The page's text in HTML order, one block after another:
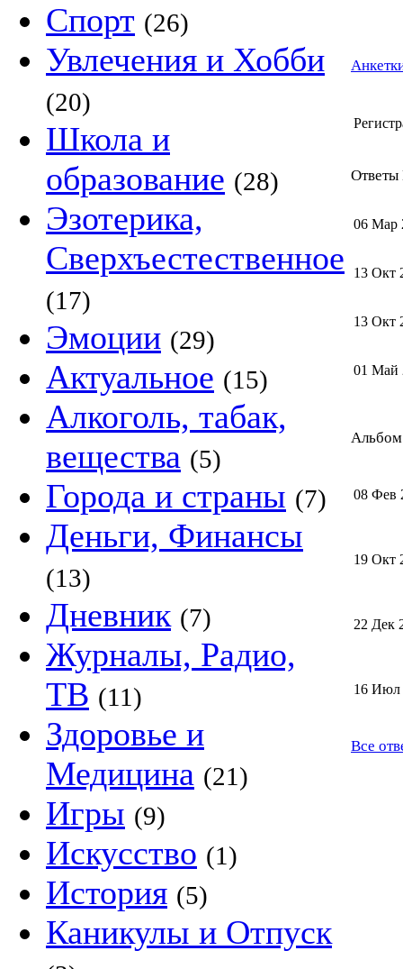
Спорт (26)
Увлечения и Хобби
(20)
Школа и
образование (28)
Эзотерика,
Сверхъестественное
(17)
Эмоции (29)
Актуальное (15)
Алкоголь, табак,
вещества (5)
Города и страны (7)
Деньги, Финансы
(13)
Дневник (7)
Журналы, Радио,
ТВ (11)
Здоровье и
Медицина (21)
Игры (9)
Искусство (1)
История (5)
Каникулы и Отпуск
Ответы
06 Мар
13 Окт
13 Окт
01 Май
Альбом
08 Фев
19 Окт
22 Дек
16 Июл
Все